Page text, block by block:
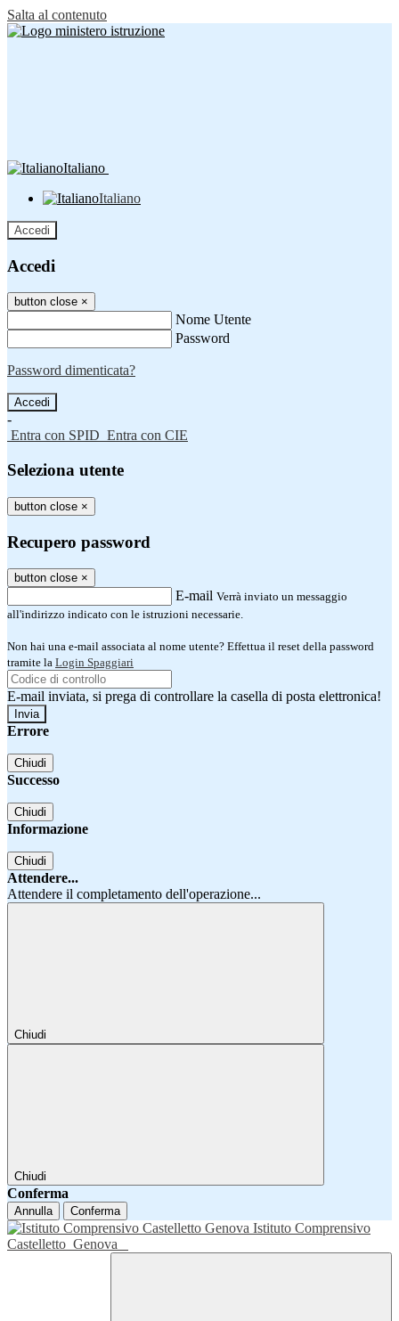
Salta al contenuto
Italiano
Italiano
Accedi
Accedi
button close ×
Nome Utente
Password
Password dimenticata?
-
Entra con SPID Entra con CIE
Seleziona utente
button close ×
Recupero password
button close ×
E-mail Verrà inviato un messaggio
all'indirizzo indicato con le istruzioni necessarie.
Non hai una e-mail associata al nome utente? Effettua il reset della password
tramite la Login Spaggiari
E-mail inviata, si prega di controllare la casella di posta elettronica!
Errore
Chiudi
Successo
Chiudi
Informazione
Chiudi
Attendere...
Attendere il completamento dell'operazione...
Chiudi
Chiudi
Conferma
Annulla Conferma
Istituto Comprensivo
Castelletto Genova